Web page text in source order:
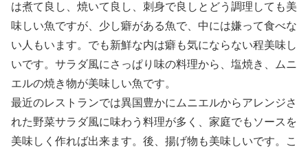
は煮て良し、焼いて良し、刺身で良しとどう調理しても美
味しい魚ですが、少し癖がある魚で、中には嫌って食べな
い人もいます。でも新鮮な内は癖も気にならない程美味し
いです。サラダ風にさっぱり味の料理から、塩焼き、ムニ
エルの焼き物が美味しい魚です。
最近のレストランでは異国豊かにムニエルからアレンジさ
れた野菜サラダ風に味わう料理が多く、家庭でもソースを
美味しく作れば出来ます。後、揚げ物も美味しいです。こ